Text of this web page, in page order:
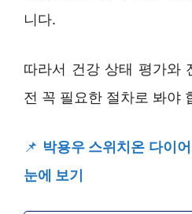
니다.
따라서 건강 상태 평가와
전 꼭 필요한 절차로 봐야
📌 박용우 스위치온 다이
눈에 보기